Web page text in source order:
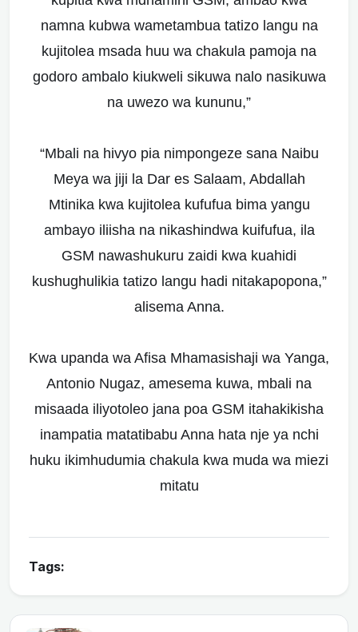
namna kubwa wametambua tatizo langu na
kujitolea msada huu wa chakula pamoja na
godoro ambalo kiukweli sikuwa nalo nasikuwa
na uwezo wa kununu,”
“Mbali na hivyo pia nimpongeze sana Naibu
Meya wa jiji la Dar es Salaam, Abdallah
Mtinika kwa kujitolea kufufua bima yangu
ambayo iliisha na nikashindwa kuifufua, ila
GSM nawashukuru zaidi kwa kuahidi
kushughulikia tatizo langu hadi nitakapopona,”
alisema Anna.
Kwa upanda wa Afisa Mhamasishaji wa Yanga,
Antonio Nugaz, amesema kuwa, mbali na
misaada iliyotoleo jana poa GSM itahakikisha
inampatia matatibabu Anna hata nje ya nchi
huku ikimhudumia chakula kwa muda wa miezi
mitatu
Tags: